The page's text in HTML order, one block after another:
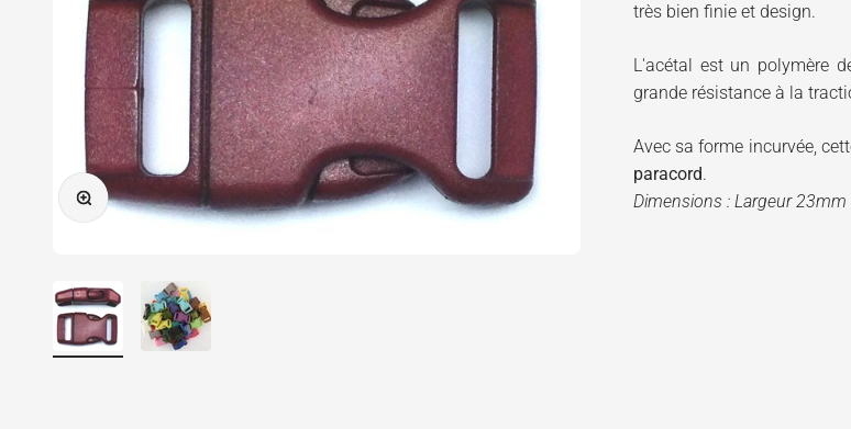
Zoomer sur l'image
très bien finie et design.
L'acétal est un polymère
grande résistance à la
Avec sa forme incurvée,
paracord.
Dimensions : Largeur